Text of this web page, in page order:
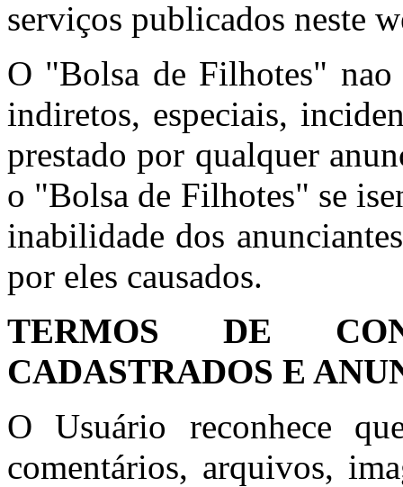
serviços publicados neste
O "Bolsa de Filhotes" nao
indiretos, especiais,
prestado por qualquer
o "Bolsa de Filhotes" se
inabilidade dos
por eles causados.
TERMOS DE
CADASTRADOS E
O Usuário reconhece
comentários, arquivos,